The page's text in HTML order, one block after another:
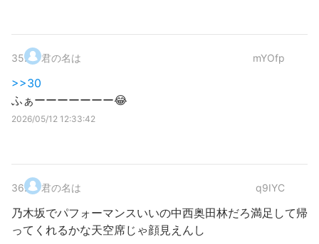
35. 君の名は mYOfp
>>30
ふぁーーーーーーー😂
2026/05/12 12:33:42
36. 君の名は q9IYC
乃木坂でパフォーマンスいいの中西奥田林だろ満足して帰
ってくれるかな天空席じゃ顔見えんし